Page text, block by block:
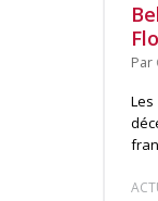
Par